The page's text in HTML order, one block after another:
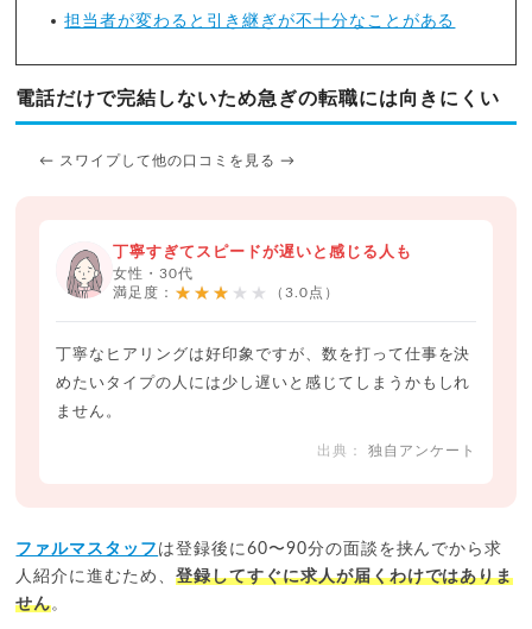
担当者が変わると引き継ぎが不十分なことがある
電話だけで完結しないため急ぎの転職には向きにくい
← スワイプして他の口コミを見る →
丁寧すぎてスピードが遅いと感じる人も
女性・30代
満足度： ★★★★★ （3.0点）
丁寧なヒアリングは好印象ですが、数を打って仕事を決
めたいタイプの人には少し遅いと感じてしまうかもしれ
ません。
独自アンケート
ファルマスタッフ は登録後に60〜90分の面談を挟んでから求
人紹介に進むため、登録してすぐに求人が届くわけではありま
せん。